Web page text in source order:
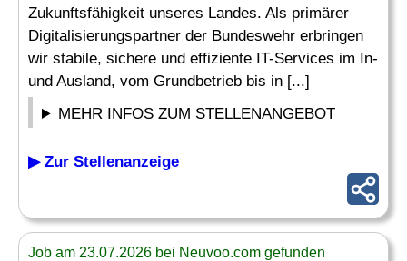
Zukunftsfähigkeit unseres Landes. Als primärer
Digitalisierungspartner der Bundeswehr erbringen
wir stabile, sichere und effiziente IT-Services im In-
und Ausland, vom Grundbetrieb bis in [...]
MEHR INFOS ZUM STELLENANGEBOT
▶ Zur Stellenanzeige
Job am 23.07.2026 bei Neuvoo.com gefunden